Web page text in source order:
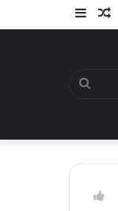
إضافةمقال
بحث